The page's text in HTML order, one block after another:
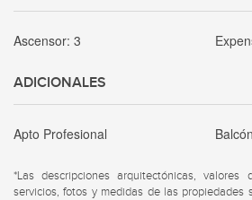
Ascensor: 3
ADICIONALES
Apto Profesional Balcón
*Las descripciones arquitectónicas, valores
servicios, fotos y medidas de las propiedades